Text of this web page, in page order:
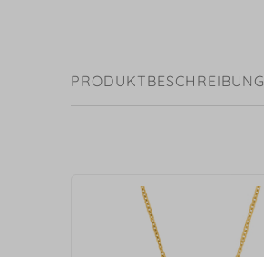
PRODUKTBESCHREIBUNG